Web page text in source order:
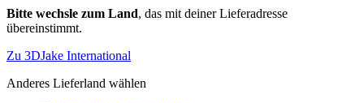
Bitte wechsle zum Land, das mit deiner Lieferadresse
übereinstimmt.
Zu 3DJake International
Anderes Lieferland wählen